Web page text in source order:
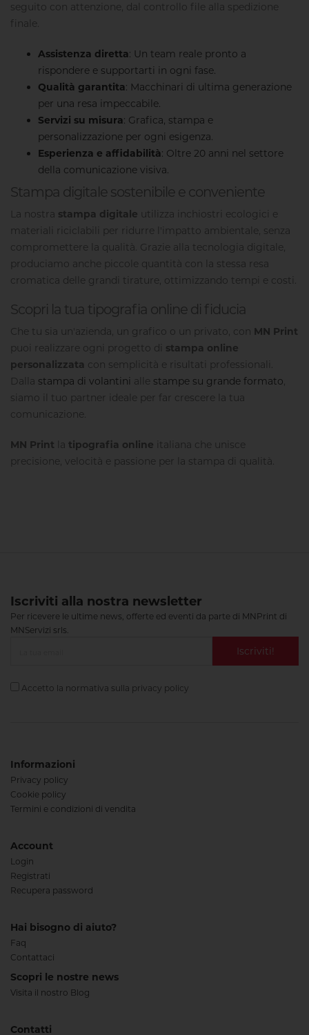
seguito con attenzione, dal controllo file alla spedizione
finale.
Assistenza diretta: Un team reale pronto a
rispondere e supportarti in ogni fase.
Qualità garantita: Macchinari di ultima generazione
per una resa impeccabile.
Servizi su misura: Grafica, stampa e
personalizzazione per ogni esigenza.
Esperienza e affidabilità: Oltre 20 anni nel settore
della comunicazione visiva.
Stampa digitale sostenibile e conveniente
La nostra stampa digitale utilizza inchiostri ecologici e
materiali riciclabili per ridurre l'impatto ambientale, senza
compromettere la qualità. Grazie alla tecnologia digitale,
produciamo anche piccole quantità con la stessa resa
cromatica delle grandi tirature, ottimizzando tempi e costi.
Scopri la tua tipografia online di fiducia
Che tu sia un'azienda, un grafico o un privato, con MN Print
puoi realizzare ogni progetto di stampa online
personalizzata con semplicità e risultati professionali.
Dalla stampa di volantini alle stampe su grande formato,
siamo il tuo partner ideale per far crescere la tua
comunicazione.
MN Print la tipografia online italiana che unisce
precisione, velocità e passione per la stampa di qualità.
Iscriviti alla nostra newsletter
Per ricevere le ultime news, offerte ed eventi da parte di MNPrint di
MNServizi srls.
Iscriviti!
Accetto la normativa sulla privacy policy
Informazioni
Privacy policy
Cookie policy
Termini e condizioni di vendita
Account
Login
Registrati
Recupera password
Hai bisogno di aiuto?
Faq
Contattaci
Scopri le nostre news
Visita il nostro Blog
Contatti